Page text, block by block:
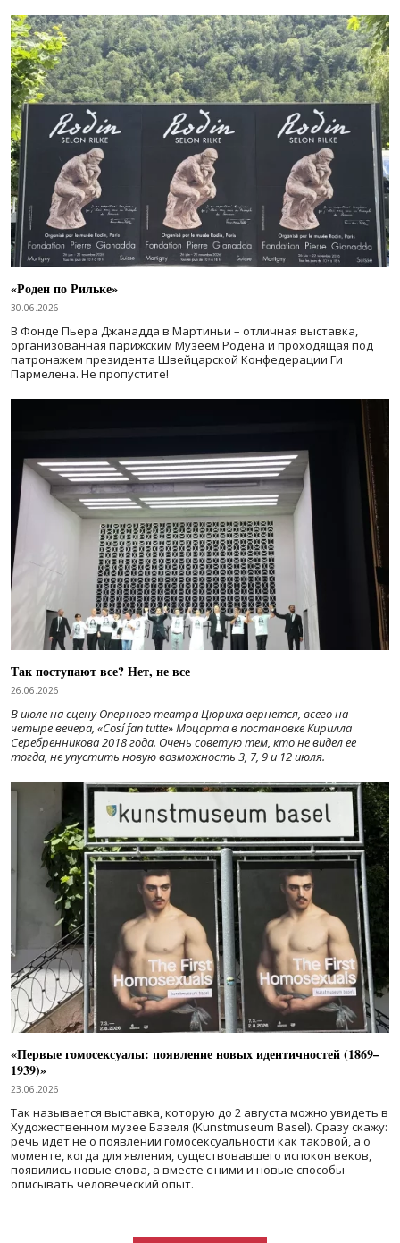
«Роден по Рильке»
30.06.2026
В Фонде Пьера Джанадда в Мартиньи – отличная выставка,
организованная парижским Музеем Родена и проходящая под
патронажем президента Швейцарской Конфедерации Ги
Пармелена. Не пропустите!
Так поступают все? Нет, не все
26.06.2026
В июле на сцену Оперного театра Цюриха вернется, всего на
четыре вечера, «Cosí fan tutte» Моцарта в постановке Кирилла
Серебренникова 2018 года. Очень советую тем, кто не видел ее
тогда, не упустить новую возможность 3, 7, 9 и 12 июля.
«Первые гомосексуалы: появление новых идентичностей (1869–
1939)»
23.06.2026
Так называется выставка, которую до 2 августа можно увидеть в
Художественном музее Базеля (Kunstmuseum Basel). Сразу скажу:
речь идет не о появлении гомосексуальности как таковой, а о
моменте, когда для явления, существовавшего испокон веков,
появились новые слова, а вместе с ними и новые способы
описывать человеческий опыт.